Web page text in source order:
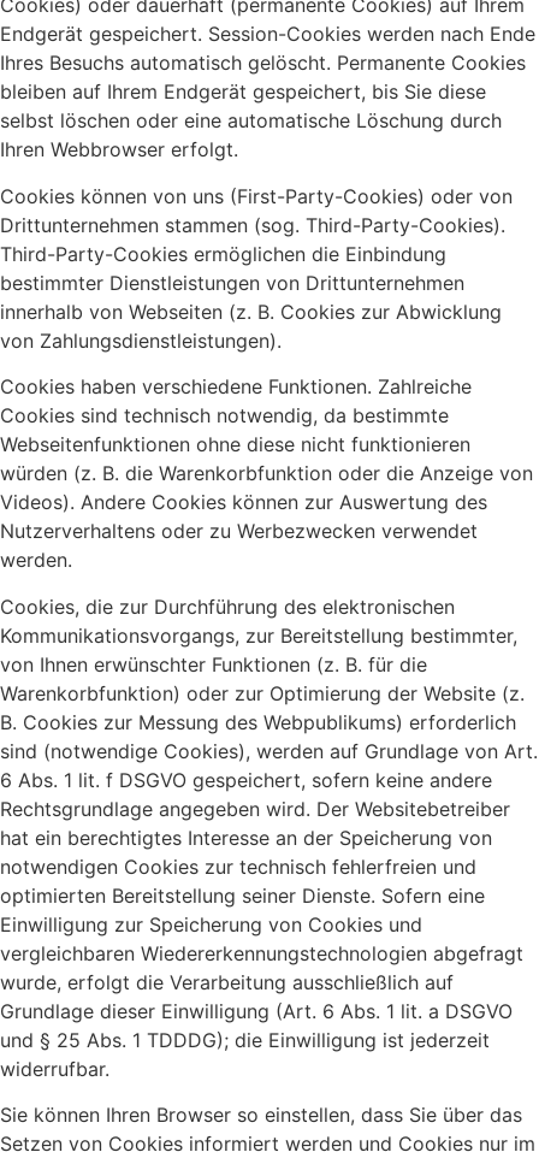
Cookies) oder dauerhaft (permanente Cookies) auf Ihrem
Endgerät gespeichert. Session-Cookies werden nach Ende
Ihres Besuchs automatisch gelöscht. Permanente Cookies
bleiben auf Ihrem Endgerät gespeichert, bis Sie diese
selbst löschen oder eine automatische Löschung durch
Ihren Webbrowser erfolgt.
Cookies können von uns (First-Party-Cookies) oder von
Drittunternehmen stammen (sog. Third-Party-Cookies).
Third-Party-Cookies ermöglichen die Einbindung
bestimmter Dienstleistungen von Drittunternehmen
innerhalb von Webseiten (z. B. Cookies zur Abwicklung
von Zahlungsdienstleistungen).
Cookies haben verschiedene Funktionen. Zahlreiche
Cookies sind technisch notwendig, da bestimmte
Webseitenfunktionen ohne diese nicht funktionieren
würden (z. B. die Warenkorbfunktion oder die Anzeige von
Videos). Andere Cookies können zur Auswertung des
Nutzerverhaltens oder zu Werbezwecken verwendet
werden.
Cookies, die zur Durchführung des elektronischen
Kommunikationsvorgangs, zur Bereitstellung bestimmter,
von Ihnen erwünschter Funktionen (z. B. für die
Warenkorbfunktion) oder zur Optimierung der Website (z.
B. Cookies zur Messung des Webpublikums) erforderlich
sind (notwendige Cookies), werden auf Grundlage von Art.
6 Abs. 1 lit. f DSGVO gespeichert, sofern keine andere
Rechtsgrundlage angegeben wird. Der Websitebetreiber
hat ein berechtigtes Interesse an der Speicherung von
notwendigen Cookies zur technisch fehlerfreien und
optimierten Bereitstellung seiner Dienste. Sofern eine
Einwilligung zur Speicherung von Cookies und
vergleichbaren Wiedererkennungstechnologien abgefragt
wurde, erfolgt die Verarbeitung ausschließlich auf
Grundlage dieser Einwilligung (Art. 6 Abs. 1 lit. a DSGVO
und § 25 Abs. 1 TDDDG); die Einwilligung ist jederzeit
widerrufbar.
Sie können Ihren Browser so einstellen, dass Sie über das
Setzen von Cookies informiert werden und Cookies nur im